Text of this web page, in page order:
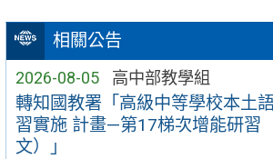
相關公告
2026-08-05 高中部教學組
轉知國教署「高級中等學校本土
習實施 計畫—第17梯次增能研習
文）」